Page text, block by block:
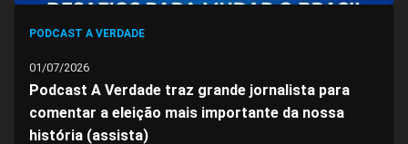
PODCAST A VERDADE
01/07/2026
Podcast A Verdade traz grande jornalista para
comentar a eleição mais importante da nossa
história (assista)